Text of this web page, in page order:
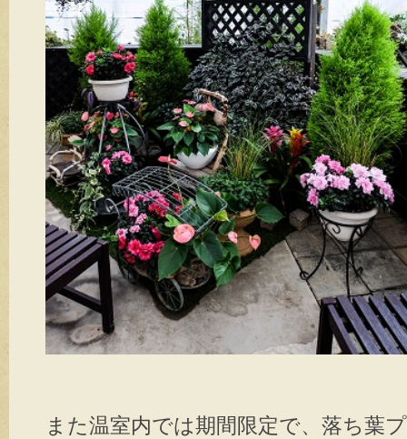
また温室内では期間限定で、落ち葉